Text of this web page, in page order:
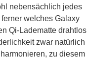
nebensächlich jedes
welches Galaxy
Qi-Ladematte drahtlos
zwar natürlich
zu diesem